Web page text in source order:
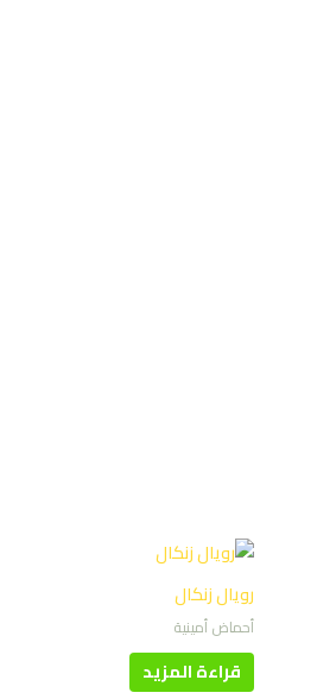
رويال زنكال
أحماض أمينية
قراءة المزيد